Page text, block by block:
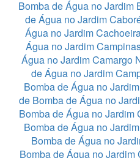
Bomba de Água no Jardim
de Água no Jardim
Água no Jardim
Água no Jardim
Água no Jardim Camargo
de Água no Jardim
Bomba de Água no
de Bomba de Água no
Bomba de Água no Jardim
Bomba de Água no
Bomba de Água no
Bomba de Água no Jardim